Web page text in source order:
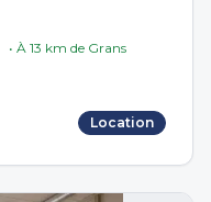
• À 13 km de Grans
Location